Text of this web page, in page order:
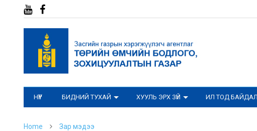
НҮҮР БИДНИЙ ТУХАЙ ХУУЛЬ ЭРХ ЗҮЙ ИЛ ТОД БАЙДАЛ
Home Зар мэдээ